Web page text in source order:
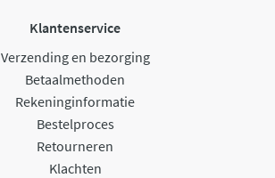
Klantenservice
Verzending en bezorging
Betaalmethoden
Rekeninginformatie
Bestelproces
Retourneren
Klachten